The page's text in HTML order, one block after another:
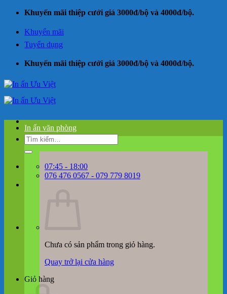
Khuyến mãi thiệp cưới giá 3000đ/bộ và 4000đ/bộ.
Khuyến mãi
Tuyển dụng
Khuyến mãi thiệp cưới giá 3000đ/bộ và 4000đ/bộ.
Tìm
kiếm:
07:45 - 18:00
076 476 0567 - 079 779 8019
Chưa có sản phẩm trong giỏ hàng.
Quay trở lại cửa hàng
Giỏ hàng
In ấn văn phòng